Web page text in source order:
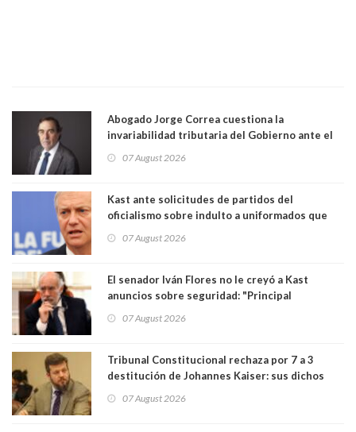
Abogado Jorge Correa cuestiona la
invariabilidad tributaria del Gobierno ante el
democracia” y "defendemos la alternancia en el
07 August 2026
Kast ante solicitudes de partidos del
oficialismo sobre indulto a uniformados que
07 August 2026
El senador Iván Flores no le creyó a Kast
anuncios sobre seguridad: "Principal
perseguir ruta del dinero y levantar secreto
07 August 2026
Tribunal Constitucional rechaza por 7 a 3
destitución de Johannes Kaiser: sus dichos
justicia constitucional porque no es diputado
07 August 2026